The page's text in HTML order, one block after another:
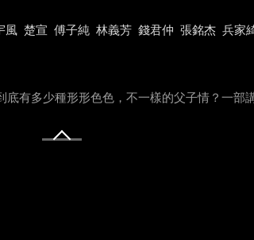
風 楚宣 傅子純 林義芳 錢君仲 張銘杰 兵家
有多少種形形色色，不一樣的父子情？一部